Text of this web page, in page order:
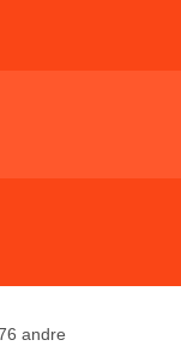
andre